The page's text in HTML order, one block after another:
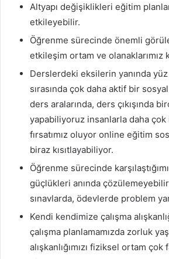
Altyapı değişiklikleri eğitim
etkileyebilir.
Öğrenme sürecinde önemli
etkileşim ortam ve olanaklarımız
Derslerdeki eksilerin yanında
sırasında çok daha aktif bir
ders aralarında, ders çıkışında
yapabiliyoruz insanlarla daha
fırsatımız oluyor online eğitim
biraz kısıtlayabiliyor.
Öğrenme sürecinde
güçlükleri anında
sınavlarda, ödevlerde problem
Kendi kendimize çalışma
çalışma planlamamızda zorluk
alışkanlığımızı fiziksel ortam